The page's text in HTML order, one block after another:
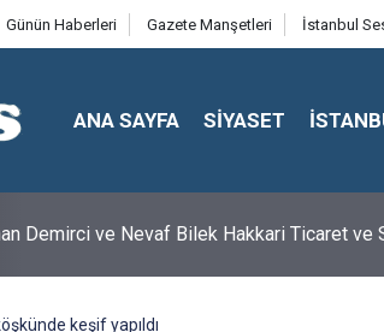
Günün Haberleri Gazete Manşetleri İstanbul
ANA SAYFA SİYASET
Demirci ve Nevaf Bilek Hakkari Ticaret ve
keşif yapıldı